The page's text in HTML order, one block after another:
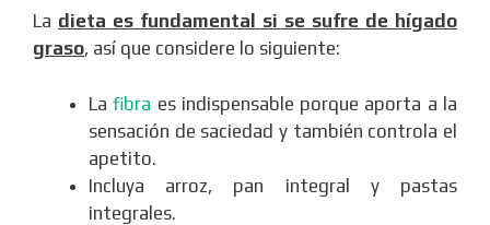
La dieta es fundamental si se sufre de hígado
graso, así que considere lo siguiente:
Lafibra es indispensable porque aporta a la
sensación de saciedad y también controla el
apetito.
Incluya arroz, pan integral y pastas
integrales.